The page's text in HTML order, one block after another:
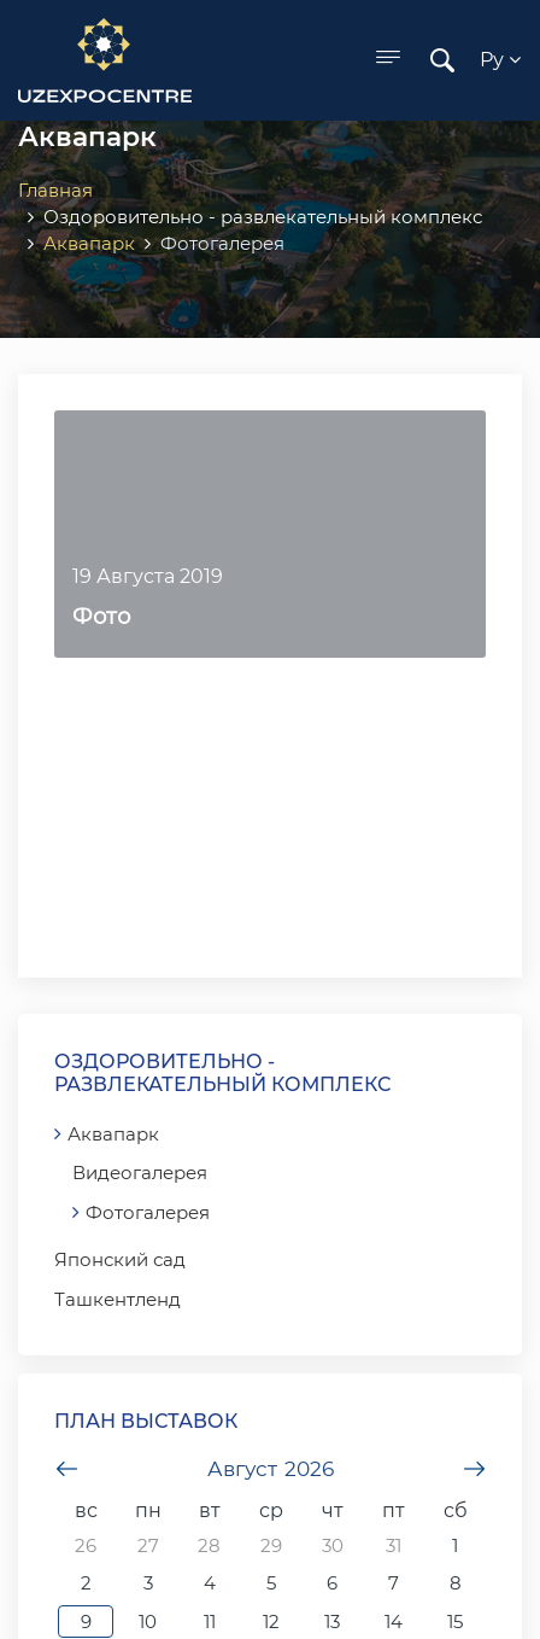
menu
Ру
Аквапарк
Главная
Оздоровительно - развлекательный комплекс
Аквапарк
Фотогалерея
19 Августа 2019
Фото
ОЗДОРОВИТЕЛЬНО -
РАЗВЛЕКАТЕЛЬНЫЙ КОМПЛЕКС
Аквапарк
Видеогалерея
Фотогалерея
Японский сад
Ташкентленд
ПЛАН ВЫСТАВОК
Август 2026
вс
пн вт ср чт пт
сб
26
27 28 29 30 31
1
2
3 4 5 6 7
8
9
10 11 12 13 14
15